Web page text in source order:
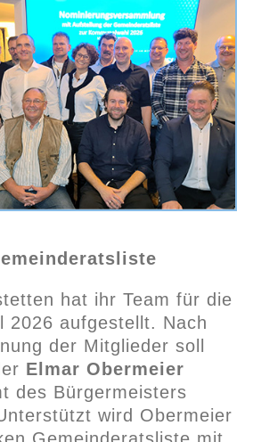
hat ihr Team für die
2026 aufgestellt. Nach
der Mitglieder soll
Elmar Obermeier
des Bürgermeisters
wird Obermeier